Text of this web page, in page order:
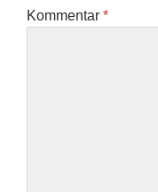
Kommentar *